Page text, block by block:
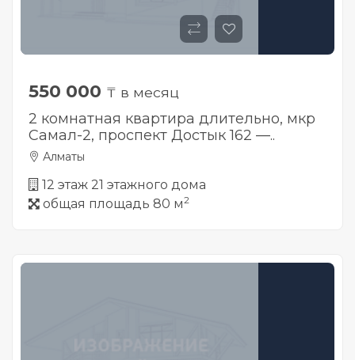
550 000 ₸ в месяц
2 комнатная квартира длительно, мкр
Самал-2, проспект Достык 162 —..
Алматы
12 этаж 21 этажного дома
общая площадь 80 м2